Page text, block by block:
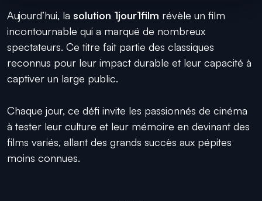
Aujourd’hui, la solution 1jour1film révèle un film
incontournable qui a marqué de nombreux
spectateurs. Ce titre fait partie des classiques
reconnus pour leur impact durable et leur capacité à
captiver un large public.
Chaque jour, ce défi invite les passionnés de cinéma
à tester leur culture et leur mémoire en devinant des
films variés, allant des grands succès aux pépites
moins connues.